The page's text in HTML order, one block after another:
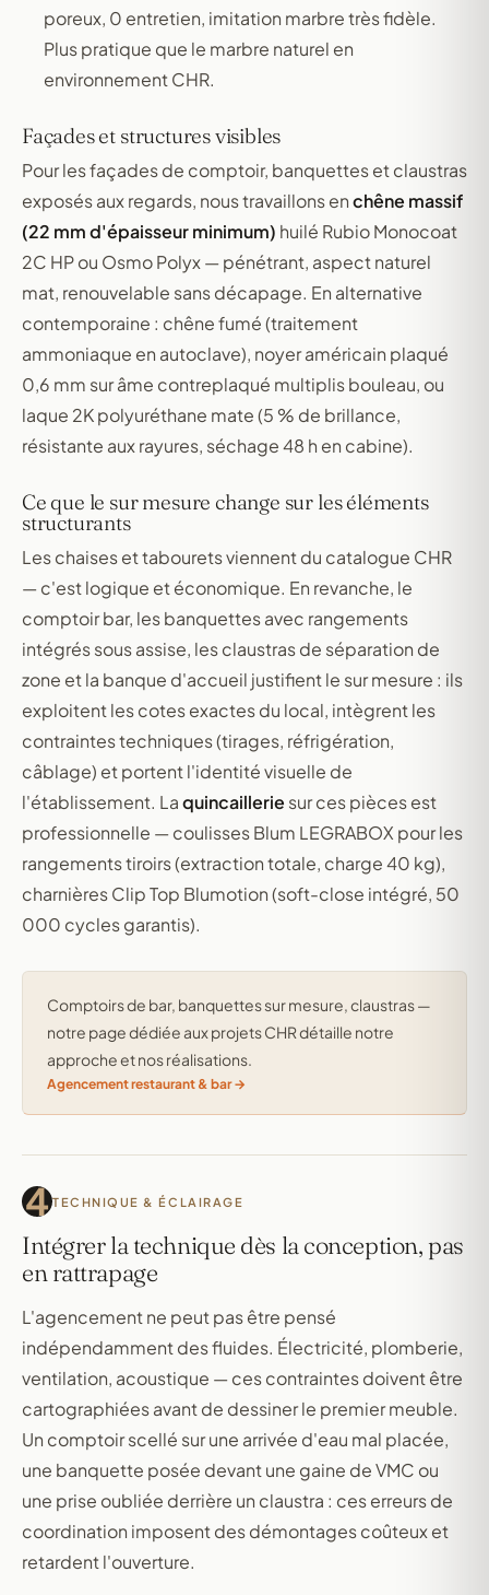
poreux, 0 entretien, imitation marbre très fidèle.
Plus pratique que le marbre naturel en
environnement CHR.
Façades et structures visibles
Pour les façades de comptoir, banquettes et claustras
exposés aux regards, nous travaillons enchêne massif
(22 mm d'épaisseur minimum) huilé Rubio Monocoat
2C HP ou Osmo Polyx — pénétrant, aspect naturel
mat, renouvelable sans décapage. En alternative
contemporaine : chêne fumé (traitement
ammoniaque en autoclave), noyer américain plaqué
0,6 mm sur âme contreplaqué multiplis bouleau, ou
laque 2K polyuréthane mate (5 % de brillance,
résistante aux rayures, séchage 48 h en cabine).
Ce que le sur mesure change sur les éléments
structurants
Les chaises et tabourets viennent du catalogue CHR
— c'est logique et économique. En revanche, le
comptoir bar, les banquettes avec rangements
intégrés sous assise, les claustras de séparation de
zone et la banque d'accueil justifient le sur mesure : ils
exploitent les cotes exactes du local, intègrent les
contraintes techniques (tirages, réfrigération,
câblage) et portent l'identité visuelle de
l'établissement. Laquincaillerie sur ces pièces est
professionnelle — coulisses Blum LEGRABOX pour les
rangements tiroirs (extraction totale, charge 40 kg),
charnières Clip Top Blumotion (soft-close intégré, 50
000 cycles garantis).
Comptoirs de bar, banquettes sur mesure, claustras —
notre page dédiée aux projets CHR détaille notre
approche et nos réalisations.
Agencement restaurant & bar
4 TECHNIQUE & ÉCLAIRAGE
Intégrer la technique dès la conception, pas
en rattrapage
L'agencement ne peut pas être pensé
indépendamment des fluides. Électricité, plomberie,
ventilation, acoustique — ces contraintes doivent être
cartographiées avant de dessiner le premier meuble.
Un comptoir scellé sur une arrivée d'eau mal placée,
une banquette posée devant une gaine de VMC ou
une prise oubliée derrière un claustra : ces erreurs de
coordination imposent des démontages coûteux et
retardent l'ouverture.